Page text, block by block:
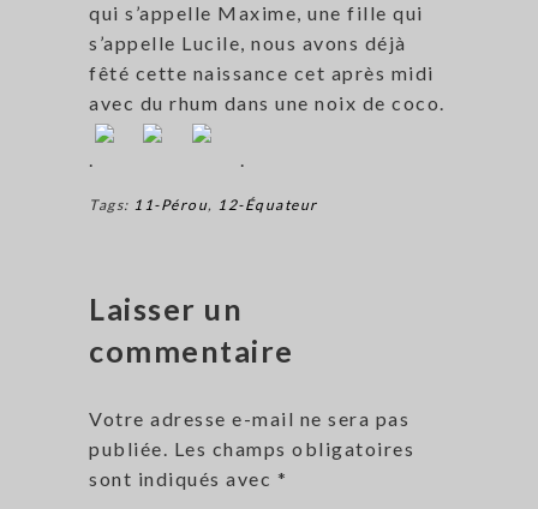
qui s’appelle Maxime, une fille qui
s’appelle Lucile, nous avons déjà
fêté cette naissance cet après midi
avec du rhum dans une noix de coco.
. .
Tags: 11-Pérou, 12-Équateur
Laisser un
commentaire
Votre adresse e-mail ne sera pas
publiée. Les champs obligatoires
sont indiqués avec *